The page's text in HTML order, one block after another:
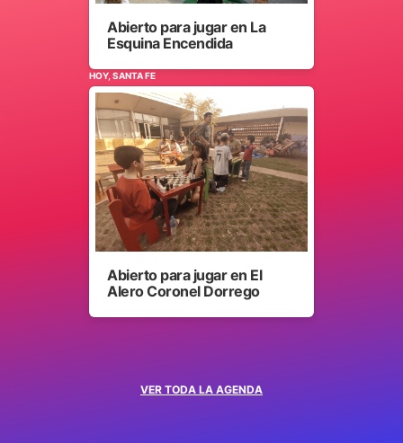
VER TODA LA AGENDA
Abierto para jugar en La
Esquina Encendida
HOY, SANTA FE
Abierto para jugar en El
Alero Coronel Dorrego